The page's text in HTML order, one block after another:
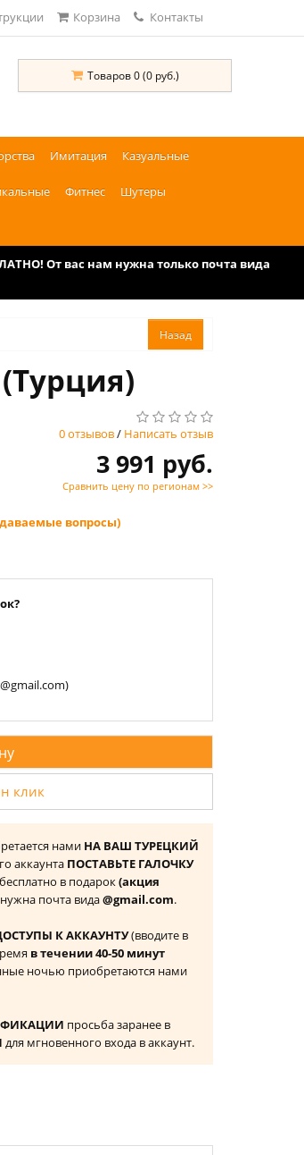
Корзина Контакты
Товаров 0 (0 руб.)
Имитация Казуальные
Фитнес Шутеры
От вас нам нужна только почта вида
0 отзывов/ Написать отзыв
3 991 руб.
Сравнить цену по регионам >>
вопросы)
клик
нами НА ВАШ ТУРЕЦКИЙ
аккаунта ПОСТАВЬТЕ ГАЛОЧКУ
в подарок(акция
нужна почта вида@gmail.com.
К АККАУНТУ(вводите в
в течении 40-50 минут
ночью приобретаются нами
просьба заранее в
для мгновенного входа в аккаунт.